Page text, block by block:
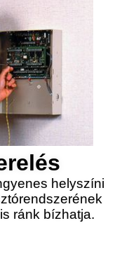
helyszíni
ránk bízhatja.